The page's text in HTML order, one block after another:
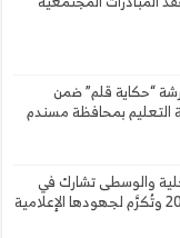
“حكاية قلم” ضمن
التعليم بمحافظة مسندم
والوسطى تشارك في